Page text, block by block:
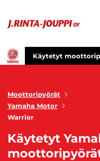
Käytetyt
Moottoripyörät
Yamaha Motor
Warrior
Käytetyt